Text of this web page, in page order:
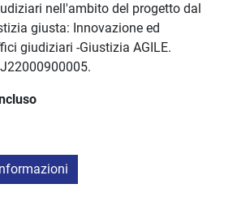
nell'ambito del progetto dal
giusta: Innovazione ed
giudiziari -Giustizia AGILE.